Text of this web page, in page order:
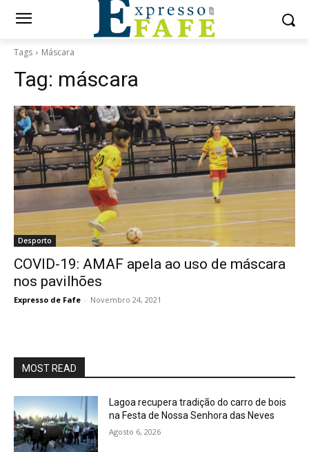
Tags Máscara
Tag: máscara
Desporto
COVID-19: AMAF apela ao uso de máscara
nos pavilhões
Expresso de Fafe - Novembro 24, 2021
MOST READ
Lagoa recupera tradição do carro de bois
na Festa de Nossa Senhora das Neves
Agosto 6, 2026